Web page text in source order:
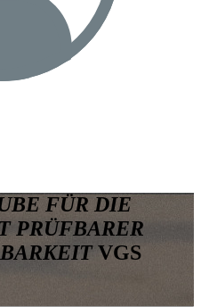
FÜR DIE
PRÜFBARER
VGS